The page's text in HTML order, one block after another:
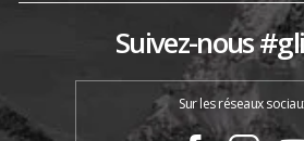
Suivez-nous
Sur les réseaux